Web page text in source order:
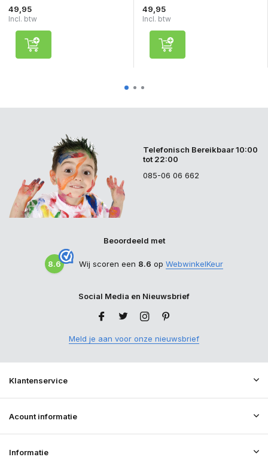
49,95
Incl. btw
49,95
Incl. btw
Telefonisch Bereikbaar 10:00
tot 22:00
085-06 06 662
Beoordeeld met
8.6 Wij scoren een 8.6 op WebwinkelKeur
Social Media en Nieuwsbrief
Meld je aan voor onze nieuwsbrief
Klantenservice
Acount informatie
Informatie